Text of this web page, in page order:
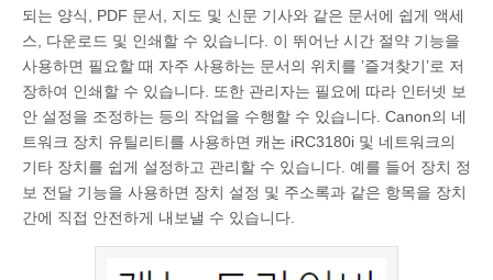
되는 양식, PDF 문서, 지도 및 신문 기사와 같은 문서에 쉽게 액세
스, 다운로드 및 인쇄할 수 있습니다. 이 뛰어난 시간 절약 기능을
사용하면 필요할 때 자주 사용하는 문서의 위치를 ​​’즐겨찾기’로 저
장하여 인쇄할 수 있습니다. 또한 관리자는 필요에 따라 인터넷 보
안 설정을 조정하는 등의 작업을 수행할 수 있습니다. Canon의 네
트워크 장치 유틸리티를 사용하면 캐논 iRC3180i 및 네트워크의
기타 장치를 쉽게 설정하고 관리할 수 있습니다. 예를 들어 장치 정
보 전달 기능을 사용하면 장치 설정 및 주소록과 같은 항목을 장치
간에 직접 안전하게 내보낼 수 있습니다.